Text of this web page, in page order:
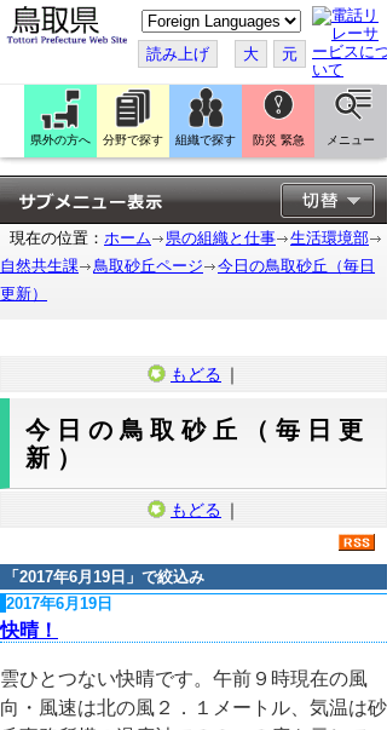
こ
の
ペ
ー
ジ
翻
訳
す
る
読み上げ 大 元
県外の方へ 分野で探す 組織で探す 防災 緊急 メニュー
現在の位置： ホーム 県の組織と仕事
生活環境部
自然共生課
鳥取砂丘ページ
今日の鳥取砂丘（毎日
更新）
もどる ｜
今日の鳥取砂丘（毎日更
新）
もどる ｜
「 2017年6月19日 」で絞込み
2017年6月19日
快晴！
雲ひとつない快晴です。午前９時現在の風
向・風速は北の風２．１メートル、気温は砂